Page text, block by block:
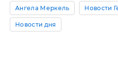
Ангела Меркель Новости
Новости дня